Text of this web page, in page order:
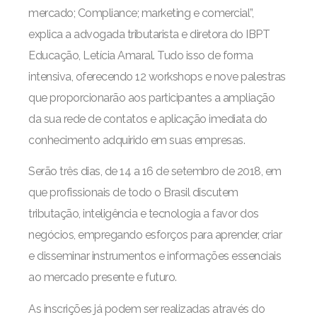
mercado; Compliance; marketing e comercial”,
explica a advogada tributarista e diretora do IBPT
Educação, Letícia Amaral. Tudo isso de forma
intensiva, oferecendo 12 workshops e nove palestras
que proporcionarão aos participantes a ampliação
da sua rede de contatos e aplicação imediata do
conhecimento adquirido em suas empresas.
Serão três dias, de 14 a 16 de setembro de 2018, em
que profissionais de todo o Brasil discutem
tributação, inteligência e tecnologia a favor dos
negócios, empregando esforços para aprender, criar
e disseminar instrumentos e informações essenciais
ao mercado presente e futuro.
As inscrições já podem ser realizadas através do